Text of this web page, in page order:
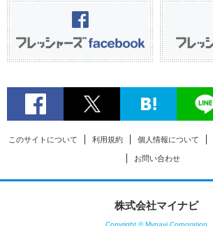
このサイトについて 利用規約 個人情報について
お問い合わせ
株式会社マイナビ
Copyright © Mynavi Corporation